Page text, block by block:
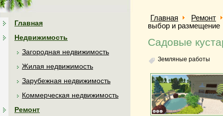
Главная
Недвижимость
Загородная недвижимость
Жилая недвижимость
Зарубежная недвижимость
Коммерческая недвижимость
Ремонт
Главная
Ремонт
выбор и размещение
Садовые
Земляные работы